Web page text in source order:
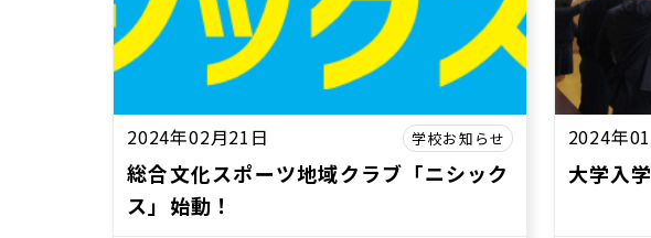
2024年02月21日 学校お知らせ
総合文化スポーツ地域クラブ「ニシック
ス」始動！
2024年
大学入